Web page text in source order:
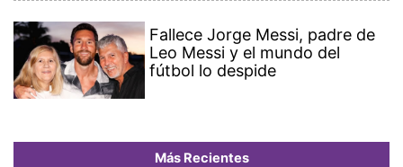
Fallece Jorge Messi, padre de
Leo Messi y el mundo del
fútbol lo despide
Más Recientes